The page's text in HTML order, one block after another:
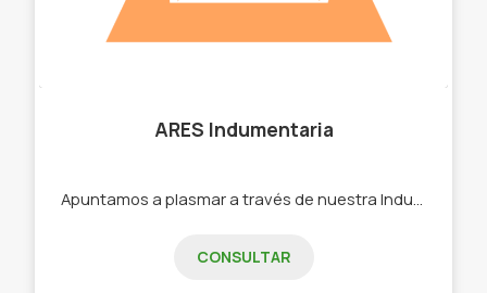
ARES Indumentaria
CONSULTAR